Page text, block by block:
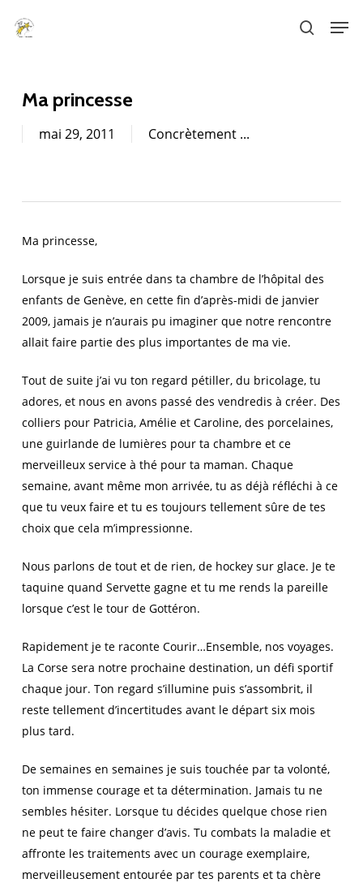
search
Ma princesse
mai 29, 2011 Concrètement ...
Ma princesse,
Lorsque je suis entrée dans ta chambre de l’hôpital des
enfants de Genève, en cette fin d’après-midi de janvier
2009, jamais je n’aurais pu imaginer que notre rencontre
allait faire partie des plus importantes de ma vie.
Tout de suite j’ai vu ton regard pétiller, du bricolage, tu
adores, et nous en avons passé des vendredis à créer. Des
colliers pour Patricia, Amélie et Caroline, des porcelaines,
une guirlande de lumières pour ta chambre et ce
merveilleux service à thé pour ta maman. Chaque
semaine, avant même mon arrivée, tu as déjà réfléchi à ce
que tu veux faire et tu es toujours tellement sûre de tes
choix que cela m’impressionne.
Nous parlons de tout et de rien, de hockey sur glace. Je te
taquine quand Servette gagne et tu me rends la pareille
lorsque c’est le tour de Gottéron.
Rapidement je te raconte Courir…Ensemble, nos voyages.
La Corse sera notre prochaine destination, un défi sportif
chaque jour. Ton regard s’illumine puis s’assombrit, il
reste tellement d’incertitudes avant le départ six mois
plus tard.
De semaines en semaines je suis touchée par ta volonté,
ton immense courage et ta détermination. Jamais tu ne
sembles hésiter. Lorsque tu décides quelque chose rien
ne peut te faire changer d’avis. Tu combats la maladie et
affronte les traitements avec un courage exemplaire,
merveilleusement entourée par tes parents et ta chère